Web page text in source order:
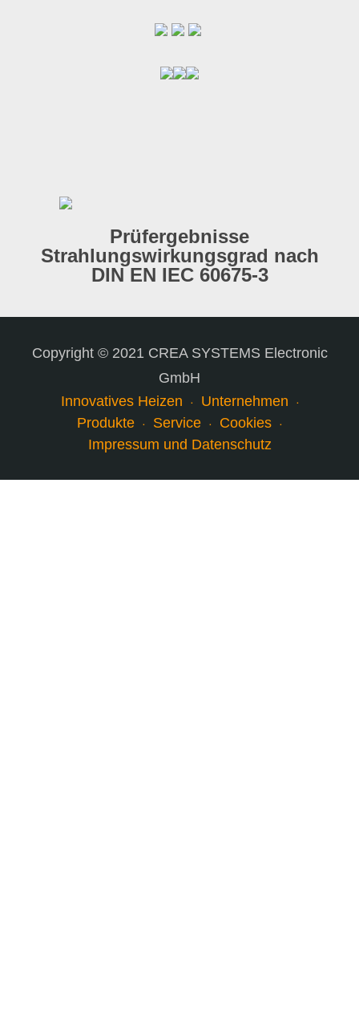
Prüfergebnisse
Strahlungswirkungsgrad nach
DIN EN IEC 60675-3
Copyright © 2021 CREA SYSTEMS Electronic
GmbH
Innovatives Heizen
Unternehmen
Produkte
Service
Cookies
Impressum und Datenschutz